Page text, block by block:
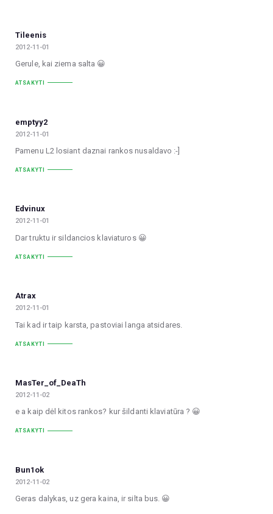
Tileenis
2012-11-01
Gerule, kai ziema salta 😀
ATSAKYTI
emptyy2
2012-11-01
Pamenu L2 losiant daznai rankos nusaldavo :-]
ATSAKYTI
Edvinux
2012-11-01
Dar truktu ir sildancios klaviaturos 😀
ATSAKYTI
Atrax
2012-11-01
Tai kad ir taip karsta, pastoviai langa atsidares.
ATSAKYTI
MasTer_of_DeaTh
2012-11-02
e a kaip dėl kitos rankos? kur šildanti klaviatūra ? 😀
ATSAKYTI
Bun1ok
2012-11-02
Geras dalykas, uz gera kaina, ir silta bus. 😀